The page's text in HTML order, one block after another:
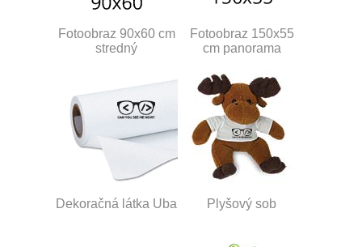
Fotoobraz 90x60 cm
stredný
Fotoobraz 150x55
cm panorama
Dekoračná látka Uba Plyšový sob